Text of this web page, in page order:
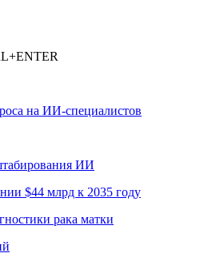
на ИИ-специалистов
ИИ
$44 млрд к 2035 году
рака матки